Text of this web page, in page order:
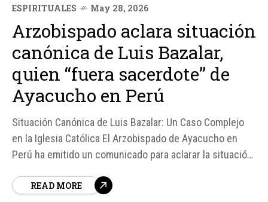
ESPIRITUALES May 28, 2026
Arzobispado aclara situación
canónica de Luis Bazalar,
quien “fuera sacerdote” de
Ayacucho en Perú
Situación Canónica de Luis Bazalar: Un Caso Complejo
en la Iglesia Católica El Arzobispado de Ayacucho en
Perú ha emitido un comunicado para aclarar la situación
presenta como director espiritual del candidato
READ MORE